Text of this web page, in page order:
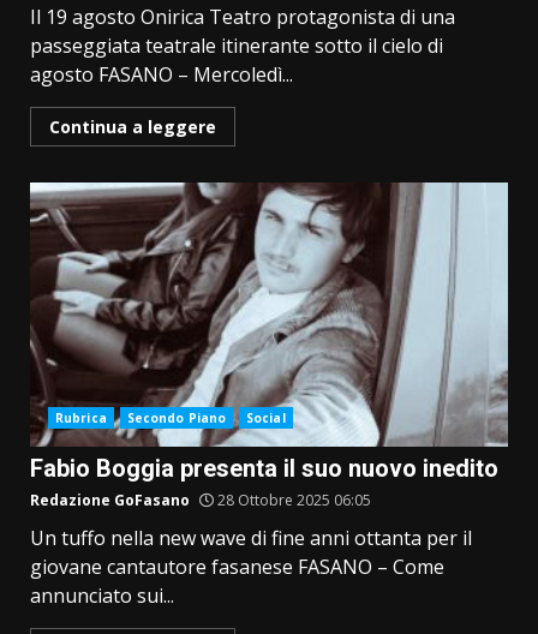
Il 19 agosto Onirica Teatro protagonista di una
passeggiata teatrale itinerante sotto il cielo di
agosto FASANO – Mercoledì...
Continua a leggere
Rubrica Secondo Piano Social
Fabio Boggia presenta il suo nuovo inedito
Redazione GoFasano 28 Ottobre 2025 06:05
Un tuffo nella new wave di fine anni ottanta per il
giovane cantautore fasanese FASANO – Come
annunciato sui...